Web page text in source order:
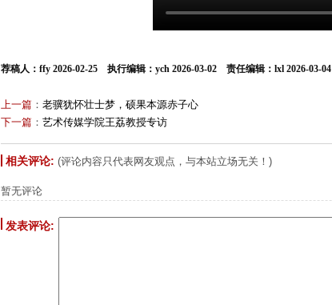
荐稿人：ffy 2026-02-25 执行编辑：ych 2026-03-02 责任编辑：lxl 2026-03-04
上一篇 ： 老骥犹怀壮士梦，硕果本源赤子心
下一篇 ： 艺术传媒学院王荔教授专访
相关评论: (评论内容只代表网友观点，与本站立场无关！)
暂无评论
发表评论: